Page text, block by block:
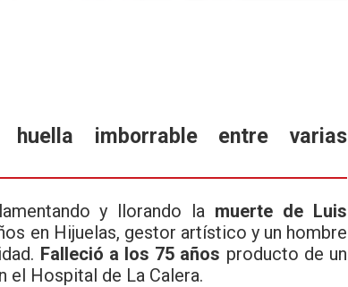
imborrable entre varias
y llorando la muerte de Luis
en Hijuelas, gestor artístico y un hombre
Falleció a los 75 años producto de un
el Hospital de La Calera.